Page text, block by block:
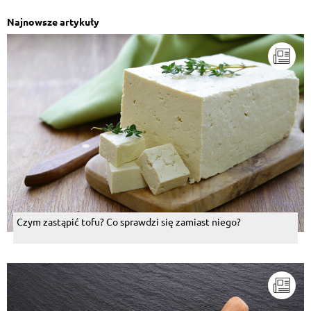
Elżbieta Wojciechowska, 25.08.2015
jedno i drugie
Odpowiedz
Aleksander Fokin, 25.08.2015
Oczywiście!
Odpowiedz
Artur Zarzycki, 25.08.2015
Oby tylko - jak to często bywa - forma (i nazwa
takoż!) nie przerosła treści! ;)
Sabina Anna Wojtinska, 25.08.2015
Podobnie jak ja ☺estetycznie ale schludnie
Najnowsze artykuły
Czym zastąpić tofu? Co sprawdzi się zamiast niego?